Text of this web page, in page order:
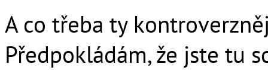
A co třeba ty
Předpokládám, že jste tu